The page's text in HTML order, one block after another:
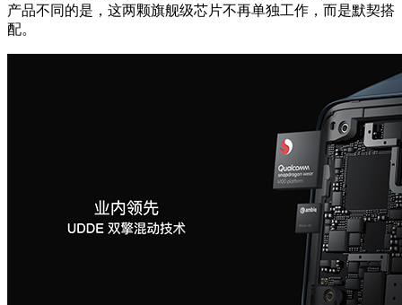
产品不同的是，这两颗旗舰级芯片不再单独工作，而是默契搭
配。